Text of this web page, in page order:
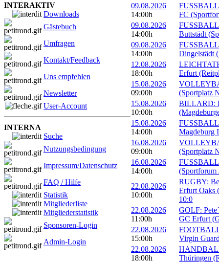
INTERAKTIV
Downloads
Gästebuch
Umfragen
Kontakt/Feedback
Uns empfehlen
Newsletter
User-Account
INTERNA
Suche
Nutzungsbedingung
Impressum/Datenschutz
FAQ / Hilfe
Statistik
Mitgliederliste
Mitgliederstatistik
Sponsoren-Login
Admin-Login
09.08.2026
14:00h
FC
09.08.2026
14:00h
Buttstädt
09.08.2026
14:00h
Dingelstädt
12.08.2026
18:00h
Erfurt
15.08.2026
09:00h
(Sportplatz
15.08.2026
10:00h
BILLARD:
15.08.2026
14:00h
Magdeburg
16.08.2026
09:00h
(Sportplatz
16.08.2026
14:00h
(Sportforum
22.08.2026
10:00h
RUGBY:
Erfurt Oaks
10:0
22.08.2026
11:00h
GOLF:
GC Erfurt
22.08.2026
15:00h
Virgin
22.08.2026
18:00h
Thüringen